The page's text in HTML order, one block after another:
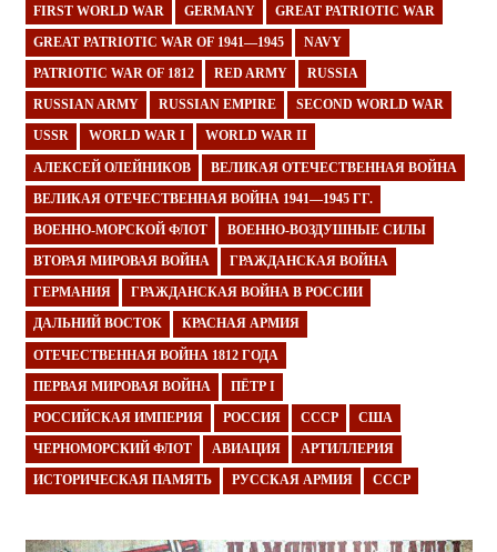
FIRST WORLD WAR GERMANY GREAT PATRIOTIC WAR
GREAT PATRIOTIC WAR OF 1941—1945 NAVY
PATRIOTIC WAR OF 1812 RED ARMY RUSSIA
RUSSIAN ARMY RUSSIAN EMPIRE SECOND WORLD WAR
USSR WORLD WAR I WORLD WAR II
АЛЕКСЕЙ ОЛЕЙНИКОВ ВЕЛИКАЯ ОТЕЧЕСТВЕННАЯ ВОЙНА
ВЕЛИКАЯ ОТЕЧЕСТВЕННАЯ ВОЙНА 1941—1945 ГГ.
ВОЕННО-МОРСКОЙ ФЛОТ ВОЕННО-ВОЗДУШНЫЕ СИЛЫ
ВТОРАЯ МИРОВАЯ ВОЙНА ГРАЖДАНСКАЯ ВОЙНА
ГЕРМАНИЯ ГРАЖДАНСКАЯ ВОЙНА В РОССИИ
ДАЛЬНИЙ ВОСТОК КРАСНАЯ АРМИЯ
ОТЕЧЕСТВЕННАЯ ВОЙНА 1812 ГОДА
ПЕРВАЯ МИРОВАЯ ВОЙНА ПЁТР I
РОССИЙСКАЯ ИМПЕРИЯ РОССИЯ СССР США
ЧЕРНОМОРСКИЙ ФЛОТ АВИАЦИЯ АРТИЛЛЕРИЯ
ИСТОРИЧЕСКАЯ ПАМЯТЬ РУССКАЯ АРМИЯ СССР